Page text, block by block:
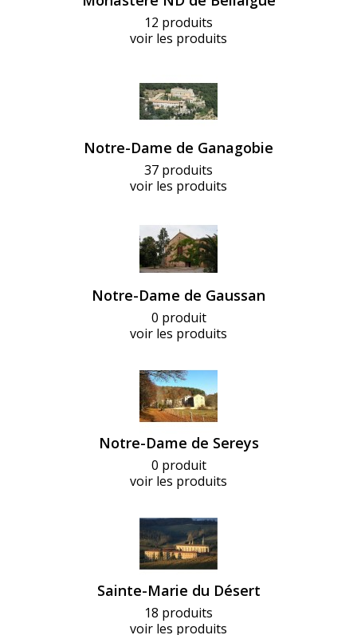
12 produits
voir les produits
Notre-Dame de Ganagobie
37 produits
voir les produits
Notre-Dame de Gaussan
0 produit
voir les produits
Notre-Dame de Sereys
0 produit
voir les produits
Sainte-Marie du Désert
18 produits
voir les produits